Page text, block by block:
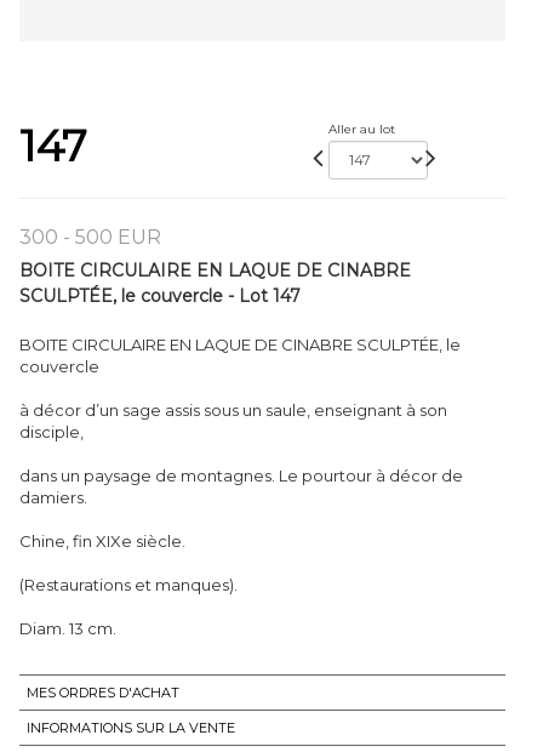
147 Aller au lot
300 - 500 EUR
BOITE CIRCULAIRE EN LAQUE DE CINABRE
SCULPTÉE, le couvercle - Lot 147
BOITE CIRCULAIRE EN LAQUE DE CINABRE SCULPTÉE, le
couvercle
à décor d’un sage assis sous un saule, enseignant à son
disciple,
dans un paysage de montagnes. Le pourtour à décor de
damiers.
Chine, fin XIXe siècle.
(Restaurations et manques).
Diam. 13 cm.
MES ORDRES D'ACHAT
INFORMATIONS SUR LA VENTE